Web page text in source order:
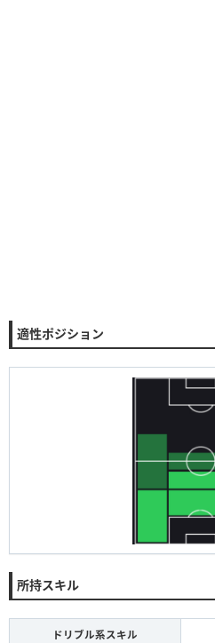
適性ポジション
所持スキル
ドリブル系スキル